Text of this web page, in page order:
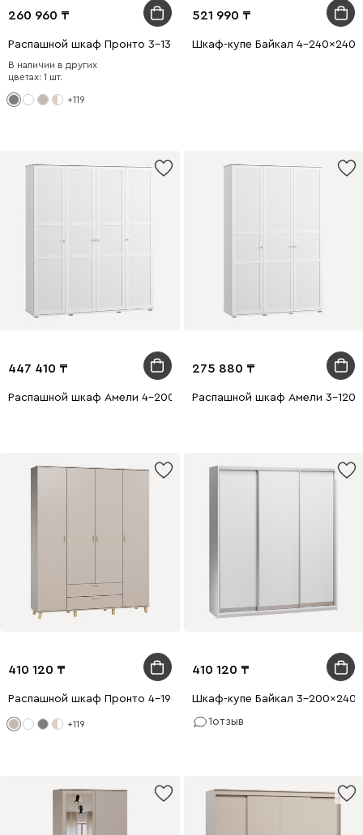
260 960
Распашной шкаф Пронто 3-130x210 Графитовый
В наличии в других
цветах: 1 шт.
+119
521 990
Шкаф-купе Байкал 4-240x240
447 410
Распашной шкаф Амели 4-200x240 Белый
275 880
Распашной шкаф Амели 3-
410 120
Распашной шкаф Пронто 4-190x240 Латте
+119
410 120
Шкаф-купе Байкал 3-200x240
1отзыв